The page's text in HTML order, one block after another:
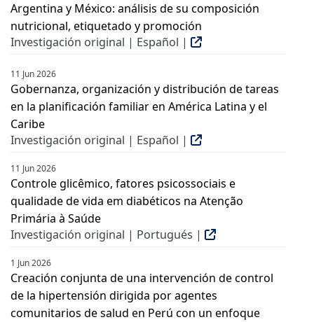
Argentina y México: análisis de su composición
nutricional, etiquetado y promoción
Investigación original | Español |
11 Jun 2026
Gobernanza, organización y distribución de tareas
en la planificación familiar en América Latina y el
Caribe
Investigación original | Español |
11 Jun 2026
Controle glicêmico, fatores psicossociais e
qualidade de vida em diabéticos na Atenção
Primária à Saúde
Investigación original | Portugués |
1 Jun 2026
Creación conjunta de una intervención de control
de la hipertensión dirigida por agentes
comunitarios de salud en Perú con un enfoque